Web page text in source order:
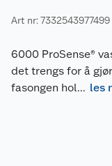
Art nr: 7332543977499
6000 ProSense®
det trengs for å
fasongen hol... les